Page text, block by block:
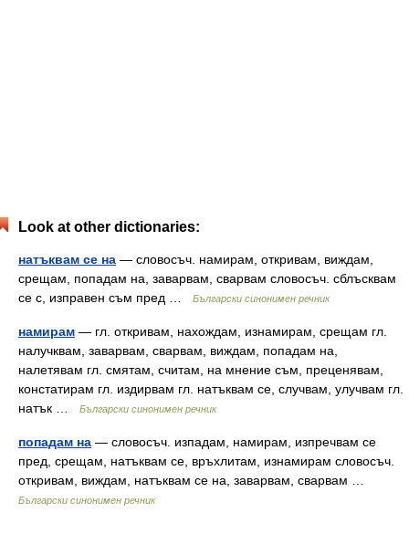
Look at other dictionaries:
натъквам се на — словосъч. намирам, откривам, виждам,
срещам, попадам на, заварвам, сварвам словосъч. сблъсквам
се с, изправен съм пред …
Български синонимен речник
намирам — гл. откривам, нахождам, изнамирам, срещам гл.
налучквам, заварвам, сварвам, виждам, попадам на,
налетявам гл. смятам, считам, на мнение съм, преценявам,
констатирам гл. издирвам гл. натъквам се, случвам, улучвам гл.
натък …
Български синонимен речник
попадам на — словосъч. изпадам, намирам, изпречвам се
пред, срещам, натъквам се, връхлитам, изнамирам словосъч.
откривам, виждам, натъквам се на, заварвам, сварвам …
Български синонимен речник